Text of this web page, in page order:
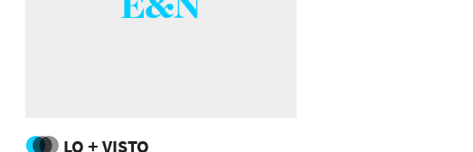
LO + VISTO